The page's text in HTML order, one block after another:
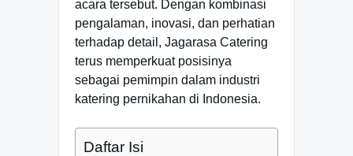
acara tersebut. Dengan kombinasi
pengalaman, inovasi, dan perhatian
terhadap detail, Jagarasa Catering
terus memperkuat posisinya
sebagai pemimpin dalam industri
katering pernikahan di Indonesia.
Daftar Isi